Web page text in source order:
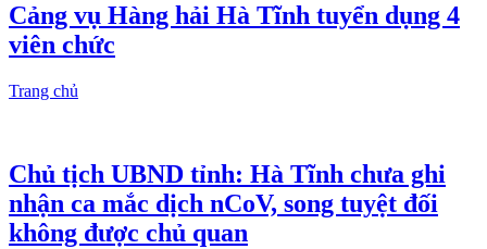
Cảng vụ Hàng hải Hà Tĩnh tuyển dụng 4
viên chức
Trang chủ
Chủ tịch UBND tỉnh: Hà Tĩnh chưa ghi
nhận ca mắc dịch nCoV, song tuyệt đối
không được chủ quan